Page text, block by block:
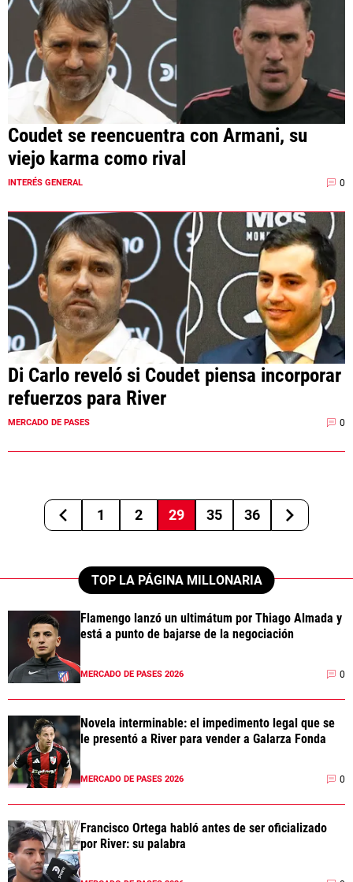
Coudet se reencuentra con Armani, su
viejo karma como rival
INTERÉS GENERAL 0
Di Carlo reveló si Coudet piensa incorporar
refuerzos para River
MERCADO DE PASES 0
1 2 29 35 36
TOP LA PÁGINA MILLONARIA
Flamengo lanzó un ultimátum por Thiago Almada y
está a punto de bajarse de la negociación
MERCADO DE PASES 2026 0
Novela interminable: el impedimento legal que se
le presentó a River para vender a Galarza Fonda
MERCADO DE PASES 2026 0
Francisco Ortega habló antes de ser oficializado
por River: su palabra